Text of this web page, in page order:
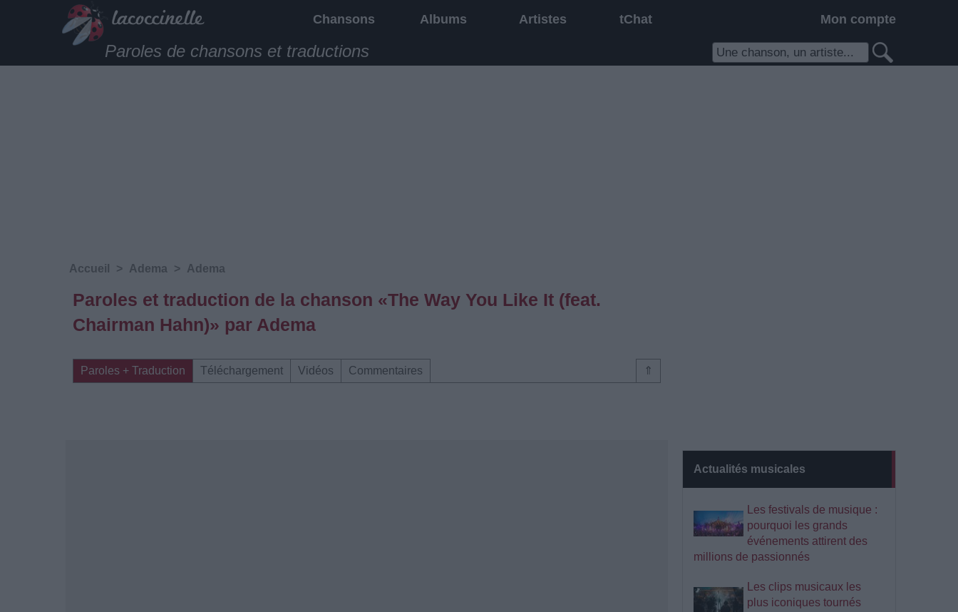
Chansons Albums Artistes tChat Mon compte
Paroles de chansons et traductions
Actualités musicales
Les festivals de musique :
pourquoi les grands
événements attirent des
millions de passionnés
Les clips musicaux les
plus iconiques tournés
Accueil > Adema > Adema
Paroles et traduction de la chanson «The Way You Like It (feat.
Chairman Hahn)» par Adema
⇑
Paroles + Traduction Téléchargement Vidéos Commentaires